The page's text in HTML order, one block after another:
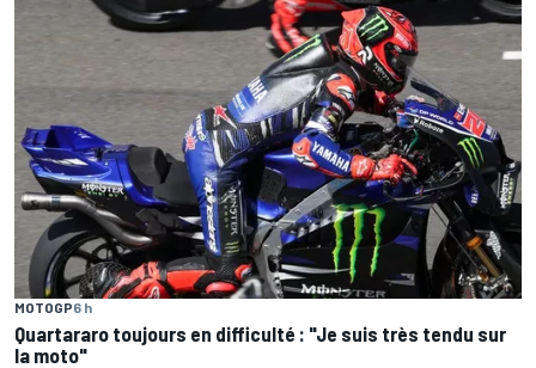
MOTOGP6 h
Quartararo toujours en difficulté : "Je suis très tendu sur
la moto"